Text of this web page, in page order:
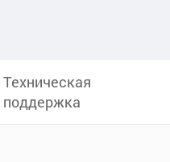
Техническая
поддержка